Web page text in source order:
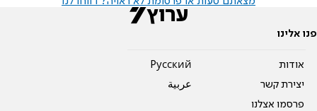
פנו אלינו
אודות
יצירת קשר
פרסמו אצלנו
Pусский
عربية